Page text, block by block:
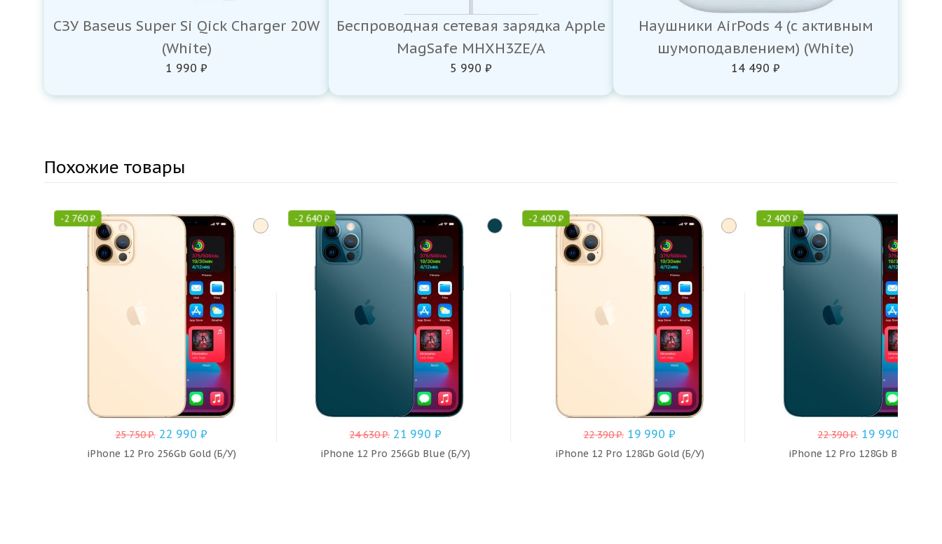
СЗУ Baseus Super Si Qick Charger 20W
(White)
1 990 ₽
Беспроводная сетевая зарядка Apple
MagSafe MHXH3ZE/A
5 990 ₽
Наушники AirPods 4 (с активным
шумоподавлением) (White)
14 490 ₽
Похожие товары
-2 760₽
25 750₽. 22 990 ₽
iPhone 12 Pro 256Gb Gold (Б/У)
-2 640₽
24 630₽. 21 990 ₽
iPhone 12 Pro 256Gb Blue (Б/У)
-2 400₽
22 390₽. 19 990 ₽
iPhone 12 Pro 128Gb Gold (Б/У)
-2 400₽
22 390₽. 19 990
iPhone 12 Pro 128Gb Blue (Б/У)